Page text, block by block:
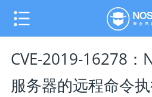
CVE-2019-16278
服务器的远程命令